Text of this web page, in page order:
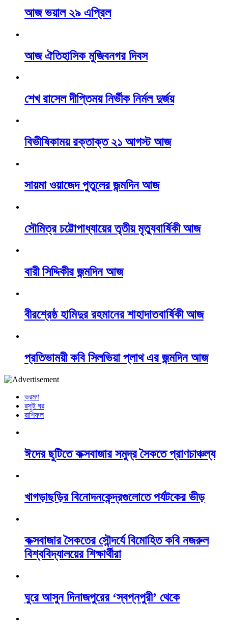
আজ ভয়াল ২৯ এপ্রিল
আজ ঐতিহাসিক মুজিবনগর দিবস
শেখ রাসেল দীপ্তিময় নির্ভীক নির্মল দুর্জয়
বিভীষিকাময় রক্তাক্ত ২১ আগস্ট আজ
সায়মা ওয়াজেদ পুতুলের জন্মদিন আজ
সৌমিত্র চট্টোপাধ্যায়ের তৃতীয় মৃত্যুবার্ষিকী আজ
বারী সিদ্দিকীর জন্মদিন আজ
বীরশ্রেষ্ঠ হামিদুর রহমানের শাহাদাতবার্ষিকী আজ
প্রতিভাময়ী কবি সিলভিয়া প্লাথ এর জন্মদিন আজ
ভ্রমণ
রসুই ঘর
রাশিফল
ঈদের ছুটিতে কক্সবাজার সমুদ্র সৈকতে প্রাণচাঞ্চল্য
খাগড়াছড়ির বিনোদনকেন্দ্রগুলোতে পর্যটকের ভীড়
কক্সবাজার সৈকতের সৌন্দর্যে বিমোহিত কবি নজরুল
বিশ্ববিদ্যালয়ের শিক্ষার্থীরা
ঘুরে আসুন দিনাজপুরের ‘স্বপ্নপুরী’ থেকে